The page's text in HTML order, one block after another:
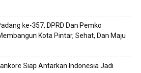
ke-357, DPRD Dan Pemko
Kota Pintar, Sehat, Dan Maju
Siap Antarkan Indonesia Jadi